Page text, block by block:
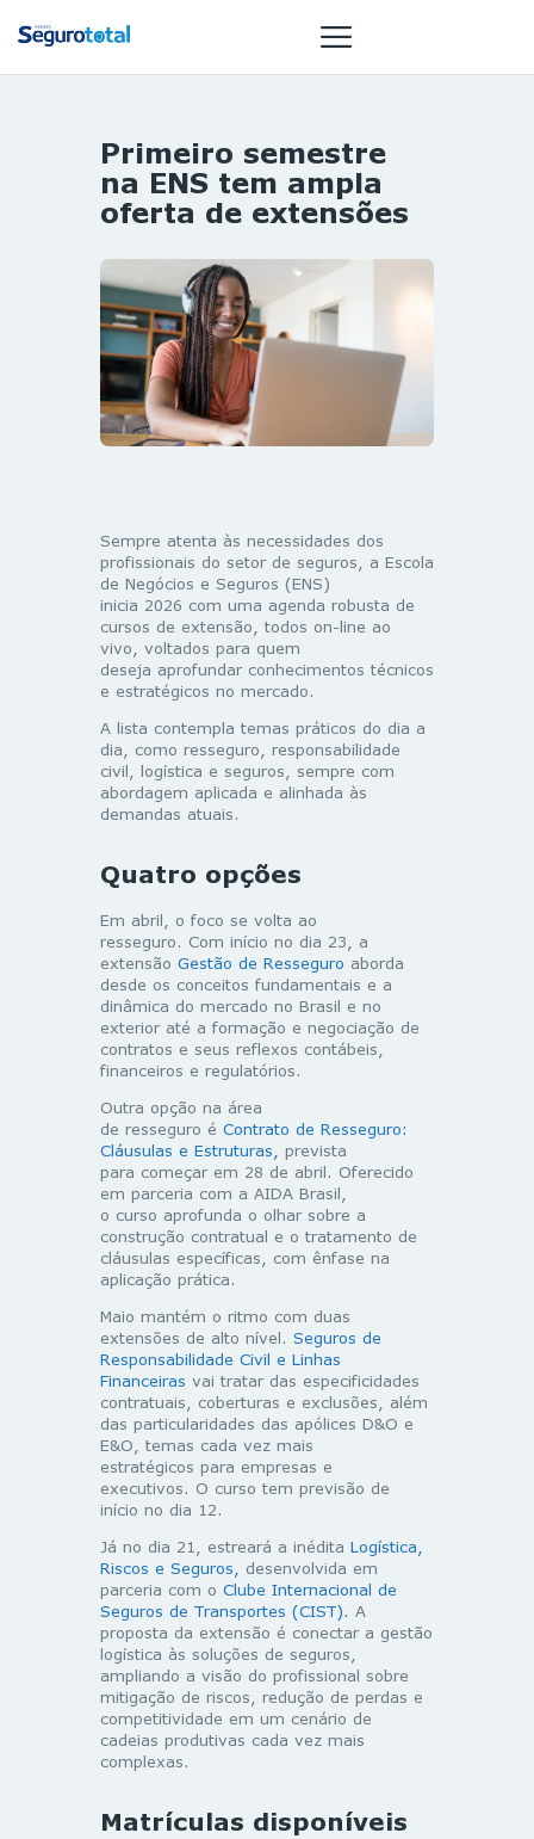
NOTÍCIAS
REVISTA
GAIVOTA DE
OURO
ST SUMMIT
MULHERES
GESTORAS
HOMEST
Primeiro semestre
na ENS tem ampla
oferta de extensões
Sempre atenta às necessidades dos
profissionais do setor de seguros, a Escola
de Negócios e Seguros (ENS)
inicia 2026 com uma agenda robusta de
cursos de extensão, todos on-line ao
vivo, voltados para quem
deseja aprofundar conhecimentos técnicos
e estratégicos no mercado.
A lista contempla temas práticos do dia a
dia, como resseguro, responsabilidade
civil, logística e seguros, sempre com
abordagem aplicada e alinhada às
demandas atuais.
Quatro opções
Em abril, o foco se volta ao
resseguro. Com início no dia 23, a
extensão Gestão de Resseguro aborda
desde os conceitos fundamentais e a
dinâmica do mercado no Brasil e no
exterior até a formação e negociação de
contratos e seus reflexos contábeis,
financeiros e regulatórios.
Outra opção na área
de resseguro é Contrato de Resseguro:
Cláusulas e Estruturas, prevista
para começar em 28 de abril. Oferecido
em parceria com a AIDA Brasil,
o curso aprofunda o olhar sobre a
construção contratual e o tratamento de
cláusulas específicas, com ênfase na
aplicação prática.
Maio mantém o ritmo com duas
extensões de alto nível. Seguros de
Responsabilidade Civil e Linhas
Financeiras vai tratar das especificidades
contratuais, coberturas e exclusões, além
das particularidades das apólices D&O e
E&O, temas cada vez mais
estratégicos para empresas e
executivos. O curso tem previsão de
início no dia 12.
Já no dia 21, estreará a inédita Logística,
Riscos e Seguros, desenvolvida em
parceria com o Clube Internacional de
Seguros de Transportes (CIST). A
proposta da extensão é conectar a gestão
logística às soluções de seguros,
ampliando a visão do profissional sobre
mitigação de riscos, redução de perdas e
competitividade em um cenário de
cadeias produtivas cada vez mais
complexas.
Matrículas disponíveis